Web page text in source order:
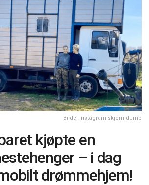
Bilde: Instagram skjermdump
kjøpte en
– i dag
drømmehjem!